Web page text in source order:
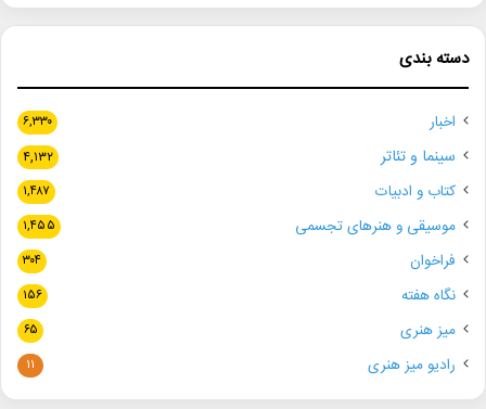
دسته بندی
اخبار ۶,۳۳۰
سینما و تئاتر ۴,۱۳۲
کتاب و ادبیات ۱,۴۸۷
موسیقی و هنرهای تجسمی ۱,۴۵۵
فراخوان ۳۰۴
نگاه هفته ۱۵۶
میز هنری ۶۵
رادیو میز هنری ۱۱